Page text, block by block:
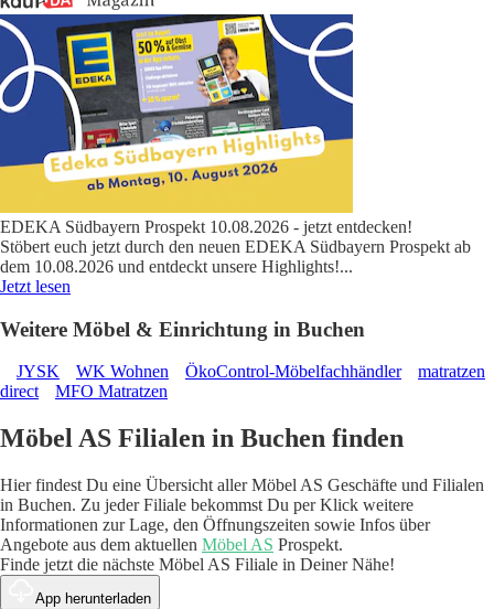
EDEKA Südbayern Prospekt 10.08.2026 - jetzt entdecken!
Stöbert euch jetzt durch den neuen EDEKA Südbayern Prospekt ab
dem 10.08.2026 und entdeckt unsere Highlights!...
Jetzt lesen
Weitere Möbel & Einrichtung in Buchen
JYSK WK Wohnen ÖkoControl-Möbelfachhändler
matratzen
direct
MFO Matratzen
Möbel AS Filialen in Buchen finden
Hier findest Du eine Übersicht aller Möbel AS Geschäfte und Filialen
in Buchen. Zu jeder Filiale bekommst Du per Klick weitere
Informationen zur Lage, den Öffnungszeiten sowie Infos über
Angebote aus dem aktuellen Möbel AS Prospekt.
Finde jetzt die nächste Möbel AS Filiale in Deiner Nähe!
App herunterladen